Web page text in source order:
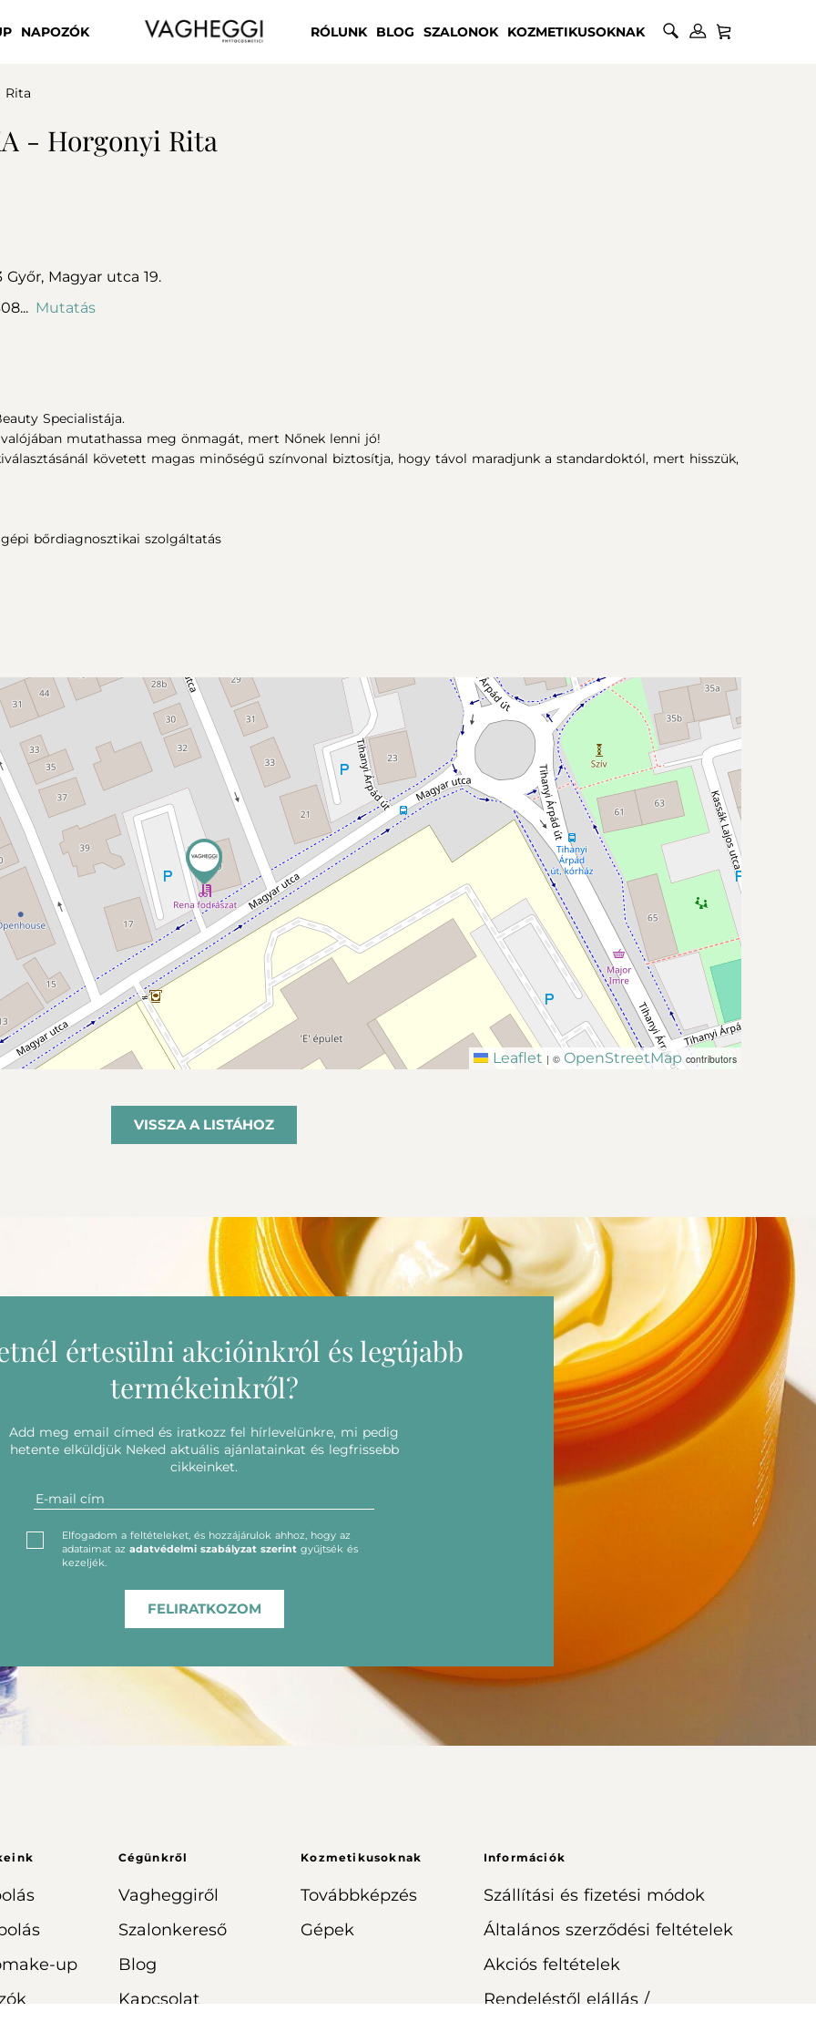
NAPOZÓK RÓLUNK BLOG SZALONOK KOZMETIKUSOKNAK
Rita
- Horgonyi Rita
Győr, Magyar utca 19.
Mutatás
Specialistája.
mutathassa meg önmagát, mert Nőnek lenni jó!
követett magas minőségű színvonal biztosítja, hogy távol maradjunk a standardoktól, mert hisszük,
gépi bőrdiagnosztikai szolgáltatás
Leaflet | © OpenStreetMap contributors
VISSZA A LISTÁHOZ
értesülni akcióinkról és legújabb
termékeinkről?
Add meg email címed és iratkozz fel hírlevelünkre, mi pedig
hetente elküldjük Neked aktuális ajánlatainkat és legfrissebb
cikkeinket.
Elfogadom a feltételeket, és hozzájárulok ahhoz, hogy az
adataimat az adatvédelmi szabályzat szerint gyűjtsék és
kezeljék.
FELIRATKOZOM
up
Cégünkről
Vagheggiről
Szalonkereső
Blog
Kapcsolat
Kozmetikusoknak
Továbbképzés
Gépek
Információk
Szállítási és fizetési módok
Általános szerződési feltételek
Akciós feltételek
Rendeléstől elállás /